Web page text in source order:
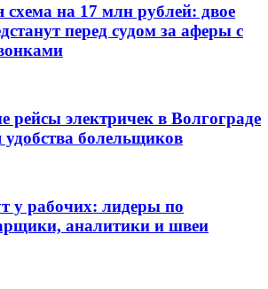
на 17 млн рублей: двое
перед судом за аферы с
рейсы электричек в Волгограде
болельщиков
у рабочих: лидеры по
аналитики и швеи